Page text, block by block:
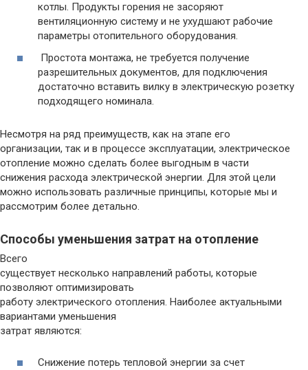
котлы. Продукты горения не засоряют
вентиляционную систему и не ухудшают рабочие
параметры отопительного оборудования.
Простота монтажа, не требуется получение
разрешительных документов, для подключения
достаточно вставить вилку в электрическую розетку
подходящего номинала.
Несмотря на ряд преимуществ, как на этапе его
организации, так и в процессе эксплуатации, электрическое
отопление можно сделать более выгодным в части
снижения расхода электрической энергии. Для этой цели
можно использовать различные принципы, которые мы и
рассмотрим более детально.
Способы уменьшения затрат на отопление
Всего
существует несколько направлений работы, которые
позволяют оптимизировать
работу электрического отопления. Наиболее актуальными
вариантами уменьшения
затрат являются:
Снижение потерь тепловой энергии за счет